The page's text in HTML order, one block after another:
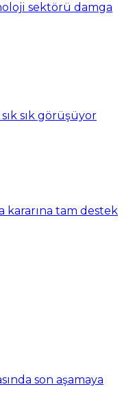
sektörü damga
sık görüşüyor
kararına tam destek
son aşamaya